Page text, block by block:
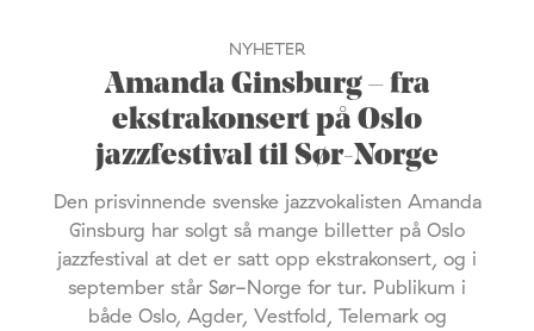
NYHETER
Amanda Ginsburg – fra
ekstrakonsert på Oslo
jazzfestival til Sør-Norge
Den prisvinnende svenske jazzvokalisten Amanda
Ginsburg har solgt så mange billetter på Oslo
jazzfestival at det er satt opp ekstrakonsert, og i
september står Sør-Norge for tur. Publikum i
både Oslo, Agder, Vestfold, Telemark og